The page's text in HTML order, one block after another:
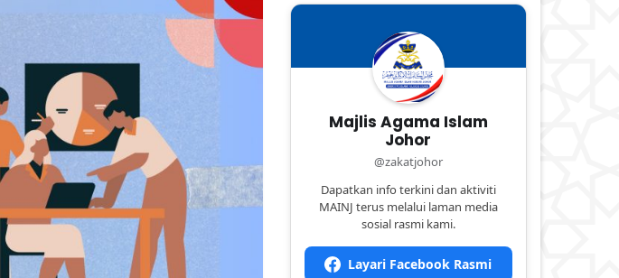
Majlis Agama Islam
Johor
@zakatjohor
Dapatkan info terkini dan aktiviti
MAINJ terus melalui laman media
sosial rasmi kami.
Layari Facebook Rasmi